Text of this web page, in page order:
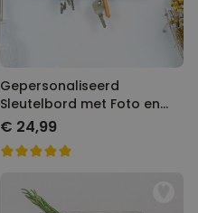
Gepersonaliseerd
Sleutelbord met Foto en
Tekst
€ 24,99